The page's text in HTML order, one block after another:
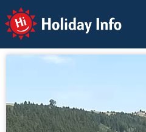
Holiday Info